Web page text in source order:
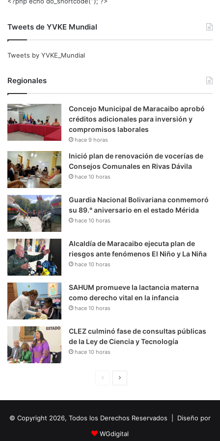
Tweets de YVKE Mundial
Tweets by YVKE_Mundial
Regionales
Concejo Municipal de Maracaibo aprobó
créditos adicionales para inversión y
compromisos laborales
hace 9 horas
Inició plan de renovación de vocerías de
Consejos Comunales en Rivas Dávila
hace 10 horas
Guardia Nacional Bolivariana conmemoró
su 89.° aniversario en el estado Mérida
hace 10 horas
Alcaldía de Maracaibo ejecuta plan de
riesgos ante fenómenos El Niño y La Niña
hace 10 horas
SAHUM promueve la lactancia materna
como derecho vital en la infancia
hace 10 horas
CLEZ culminó fase de consultas públicas
de la Ley de Ciencia y Tecnología
hace 10 horas
i
n
u
i
© Copyright 2026, Todos los Derechos Reservados | Diseño por
WGdigital